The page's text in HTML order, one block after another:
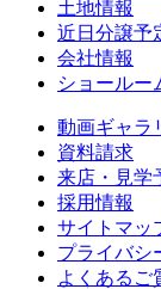
土地情報
近日分譲予
会社情報
ショールー
動画ギャラ
資料請求
来店・見学
採用情報
サイトマッ
プライバシ
よくあるご